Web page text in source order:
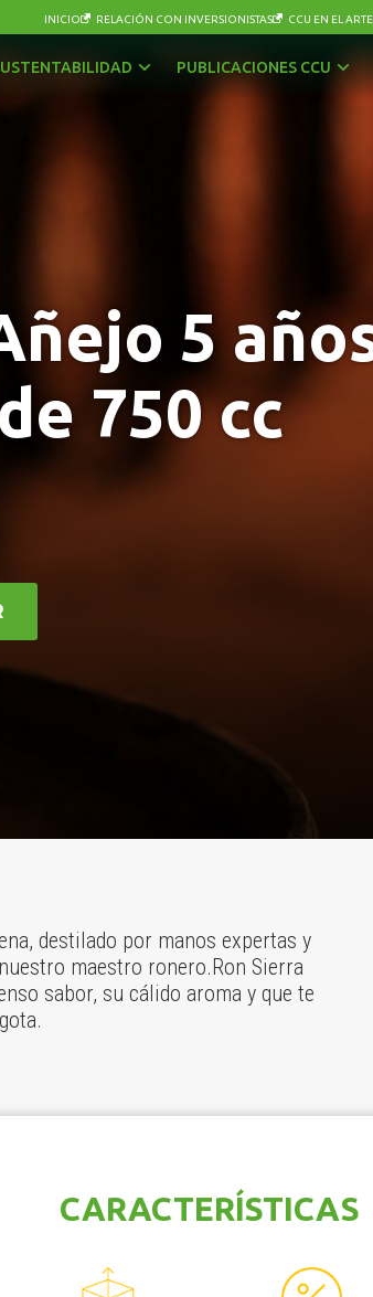
INICIO RELACIÓN CON INVERSIONISTAS CCU EN EL ARTE
POLVO
PUBLICACIONES CCU
5
750 cc
destilado por manos expertas y
maestro ronero.Ron Sierra
sabor, su cálido aroma y que te
CARACTERÍSTICAS